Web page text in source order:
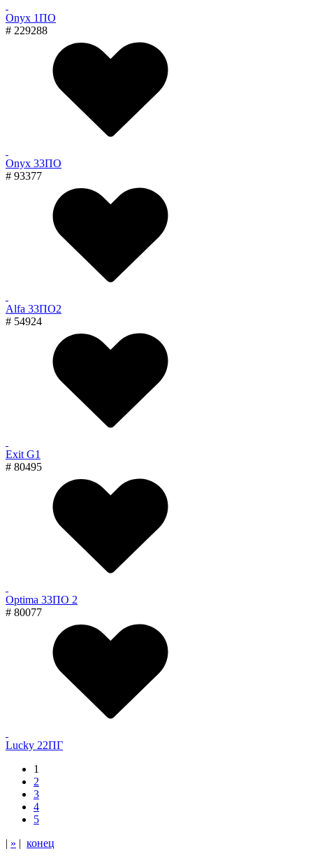
Onyx 1ПО
# 229288
Onyx 33ПО
# 93377
Alfa 33ПО2
# 54924
Exit G1
# 80495
Optima 33ПО 2
# 80077
Lucky 22ПГ
1
2
3
4
5
| » | конец